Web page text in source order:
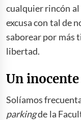
cualquier rincón
excusa con tal de
saborear por más
libertad.
Un
Solíamos
parkingde la